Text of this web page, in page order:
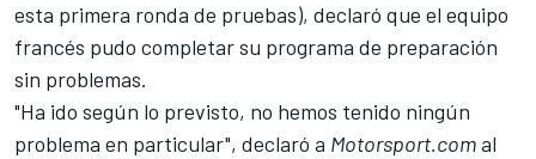
esta primera ronda de pruebas), declaró que el equipo
francés pudo completar su programa de preparación
sin problemas.
"Ha ido según lo previsto, no hemos tenido ningún
problema en particular", declaró a Motorsport.comal